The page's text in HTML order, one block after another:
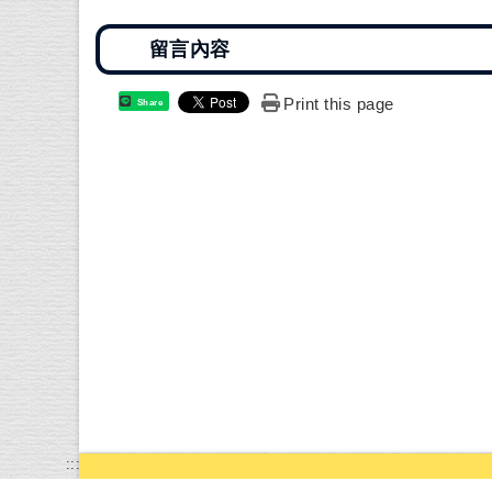
Share Print this page
:::